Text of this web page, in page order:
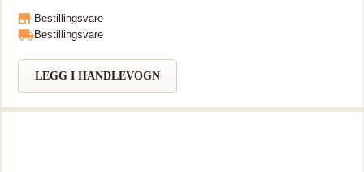
tar lange spenn. Moelven Limtre sertifikater som PEFC, CE, ISO
9001 og 14001. Bjelken kan leveres i lengde opptil 15 meter. Kan
Bestillingsvare
Bestillingsvare
LEGG I HANDLEVOGN